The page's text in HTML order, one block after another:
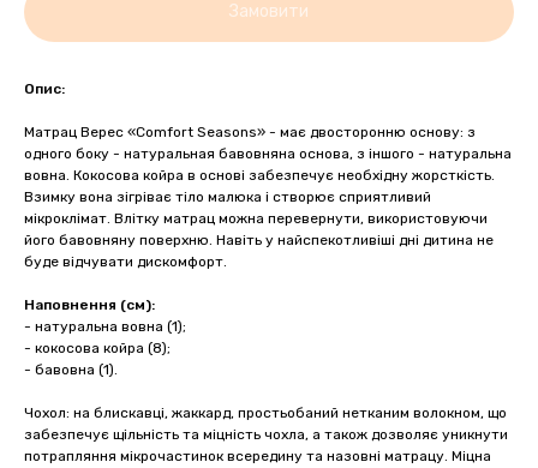
Замовити
Опис:
Матрац Верес «Comfort Seasons» - має двосторонню основу: з
одного боку - натуральная бавовняна основа, з іншого - натуральна
вовна. Кокосова койра в основі забезпечує необхідну жорсткість.
Взимку вона зігріває тіло малюка і створює сприятливий
мікроклімат. Влітку матрац можна перевернути, використовуючи
його бавовняну поверхню. Навіть у найспекотливіші дні дитина не
буде відчувати дискомфорт.
Наповнення (см):
- натуральна вовна (1);
- кокосова койра (8);
- бавовна (1).
Чохол: на блискавці, жаккард, простьобаний нетканим волокном, що
забезпечує щільність та міцність чохла, а також дозволяє уникнути
потрапляння мікрочастинок всередину та назовні матрацу. Міцна